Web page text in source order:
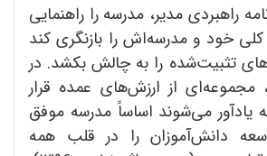
راهبردی مدیر، مدرسه‌ را راهنمایی
خود و مدرسه‌اش را بازنگری کند
تثبیت‌شده را به چالش بکشد. در
مجموعه‌ای از ارزش‌های عمده قرار
یادآور می‌شوند اساساً مدرسه موفق
دانش‌آموزان را در قلب همه